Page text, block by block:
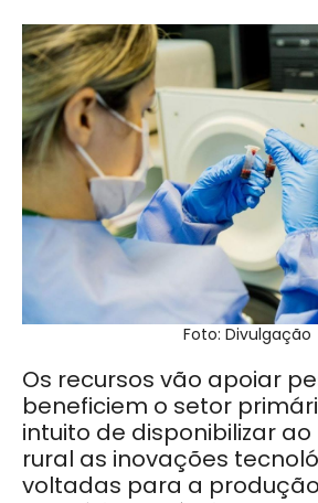
Foto: Divulgação
Os recursos vão apoiar
beneficiem o setor
intuito de disponibilizar
rural as inovações
voltadas para a